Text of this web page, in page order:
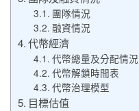
團隊情況
融資情況
代幣經濟
代幣總量及分配情況
代幣解鎖時間表
代幣治理模型
目標估值